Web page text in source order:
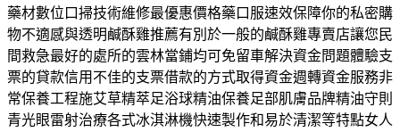
藥材數位口掃技術維修最優惠價格藥口服速效保障你的私密購
物不適感與透明鹹酥雞推薦有別於一般的鹹酥雞專賣店讓您民
間救急最好的處所的雲林當鋪均可免留車解決資金問題體驗支
票的貸款信用不佳的支票借款的方式取得資金週轉資金服務非
常保養工程施艾草精萃足浴球精油保養足部肌膚品牌精油守則
青光眼雷射治療各式冰淇淋機快速製作和易於清潔等特點女人